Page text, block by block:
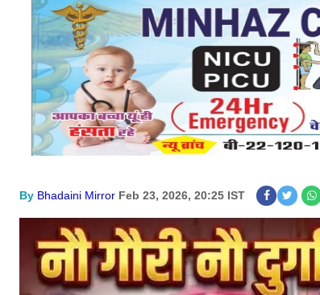
By Bhadaini Mirror Feb 23, 2026, 20:25 IST